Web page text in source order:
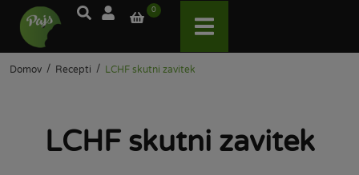
0
Domov / Recepti / LCHF skutni zavitek
LCHF skutni zavitek